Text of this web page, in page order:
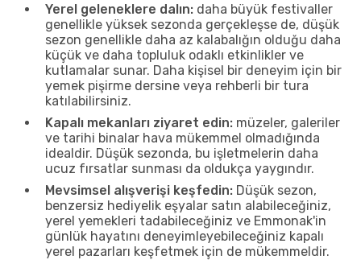
Yerel geleneklere dalın: daha büyük festivaller
genellikle yüksek sezonda gerçekleşse de, düşük
sezon genellikle daha az kalabalığın olduğu daha
küçük ve daha topluluk odaklı etkinlikler ve
kutlamalar sunar. Daha kişisel bir deneyim için bir
yemek pişirme dersine veya rehberli bir tura
katılabilirsiniz.
Kapalı mekanları ziyaret edin: müzeler, galeriler
ve tarihi binalar hava mükemmel olmadığında
idealdir. Düşük sezonda, bu işletmelerin daha
ucuz fırsatlar sunması da oldukça yaygındır.
Mevsimsel alışverişi keşfedin: Düşük sezon,
benzersiz hediyelik eşyalar satın alabileceğiniz,
yerel yemekleri tadabileceğiniz ve Emmonak'in
günlük hayatını deneyimleyebileceğiniz kapalı
yerel pazarları keşfetmek için de mükemmeldir.